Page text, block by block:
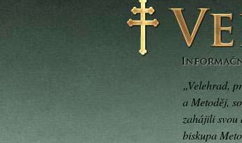
„Velehrad,
a Metoděj,
zahájili svou
biskupa